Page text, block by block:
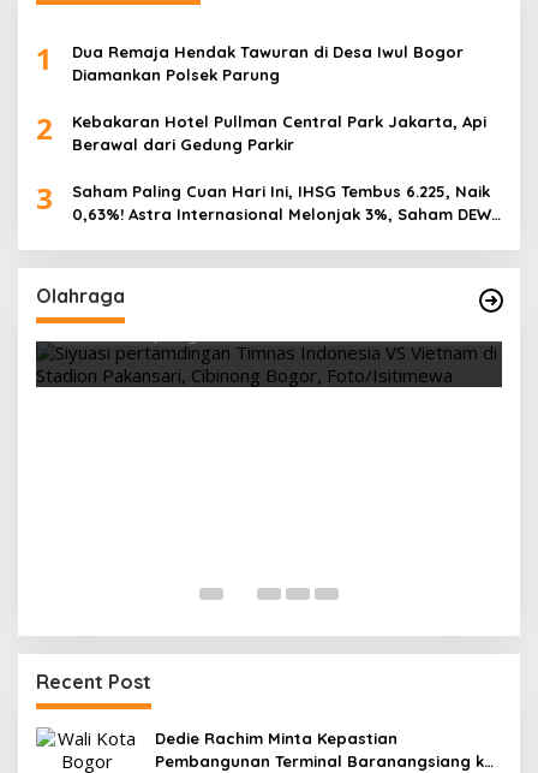
1
Dua Remaja Hendak Tawuran di Desa Iwul Bogor
Diamankan Polsek Parung
2
Kebakaran Hotel Pullman Central Park Jakarta, Api
Berawal dari Gedung Parkir
3
Saham Paling Cuan Hari Ini, IHSG Tembus 6.225, Naik
0,63%! Astra Internasional Melonjak 3%, Saham DEWA
Olahraga
Vietnam Permalukan Indonesia 3-0 di
Pakansari, Garuda Gagal Manfaatkan Laga
Recent Post
Dedie Rachim Minta Kepastian
Pembangunan Terminal Baranangsiang ke